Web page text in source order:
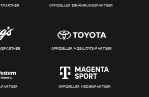
OFFIZIELLER ERNÄHRUNGSPARTNER
OFFIZIELLER MOBILITÄTS-PARTNER
OFFIZIELLER MEDIENPARTNER